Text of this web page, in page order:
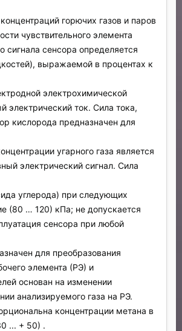
горючих газов и паров
чувствительного элемента
сигнала сенсора определяется
выражаемой в процентах к
электрохимической
электрический ток. Сила тока,
кислорода предназначен для
угарного газа является
электрический сигнал. Сила
углерода) при следующих
(80 … 120) кПа; не допускается
сенсора при любой
для преобразования
элемента (РЭ) и
основан на изменении
анализируемого газа на РЭ.
концентрации метана в
... + 50) .